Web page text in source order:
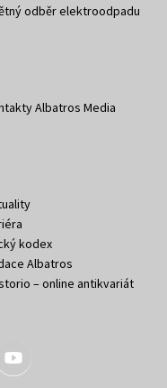
odběr elektroodpadu
Albatros Media
kodex
Albatros
– online antikvariát